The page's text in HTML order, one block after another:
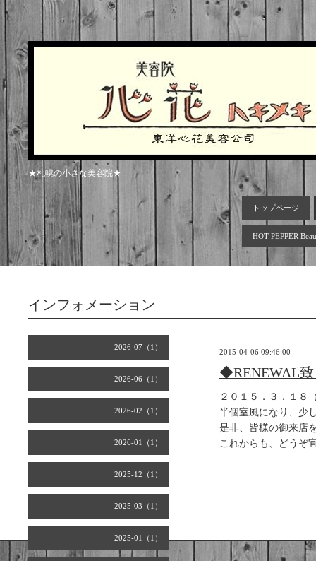
★札幌の小さな美容院★
トップページ
HOT PEPPER
2026-07（1）
2026-06（1）
2026-02（1）
2026-01（1）
2025-12（1）
2025-03（1）
2025-01（1）
インフォメーション
2015-04-06 09:46:00
◆RENEWAL
２０１５．３．１８
半個室風になり、少
是非、皆様の御来店
これからも、どうぞ